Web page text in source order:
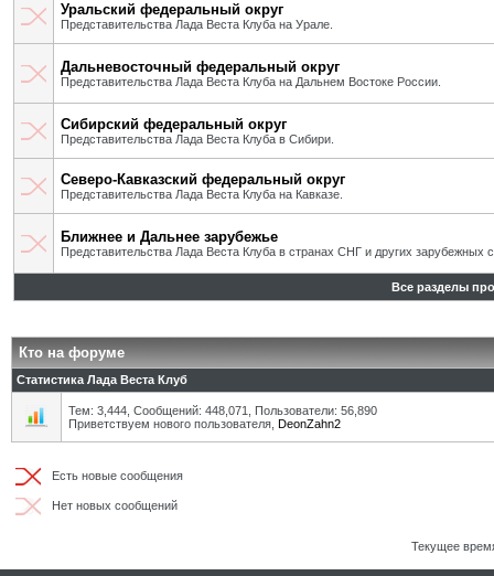
Уральский федеральный округ
Представительства Лада Веста Клуба на Урале.
Дальневосточный федеральный округ
Представительства Лада Веста Клуба на Дальнем Востоке России.
Сибирский федеральный округ
Представительства Лада Веста Клуба в Сибири.
Северо-Кавказский федеральный округ
Представительства Лада Веста Клуба на Кавказе.
Ближнее и Дальнее зарубежье
Представительства Лада Веста Клуба в странах СНГ и других зарубежных
Все разделы
Кто на форуме
Статистика Лада Веста Клуб
Тем: 3,444, Сообщений: 448,071, Пользователи: 56,890
Приветствуем нового пользователя, DeonZahn2
Есть новые сообщения
Нет новых сообщений
Текущее